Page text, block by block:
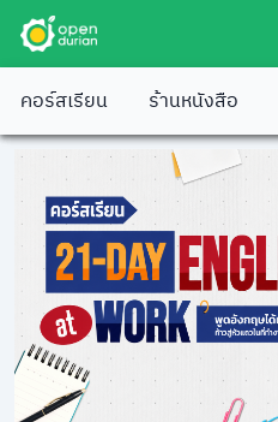
คอร์สเรียน ร้านหนังสือ